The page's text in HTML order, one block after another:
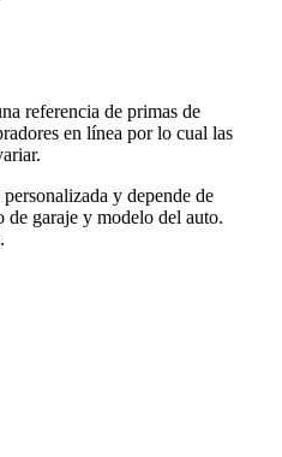
referencia de primas de
en línea por lo cual las
y depende de
de garaje y modelo del auto.